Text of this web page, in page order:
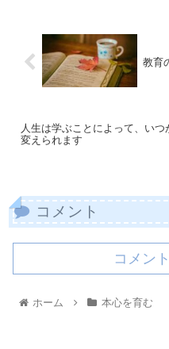
教育
人生は学ぶことによって、いつ
変えられます
コメント
コメン
ホーム 本心を育む